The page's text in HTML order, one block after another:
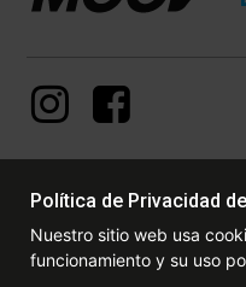
DERECHOS RESERVADOS.
logotipo y las marcas son
Política de Privacidad
Nuestro sitio web usa
funcionamiento y su uso